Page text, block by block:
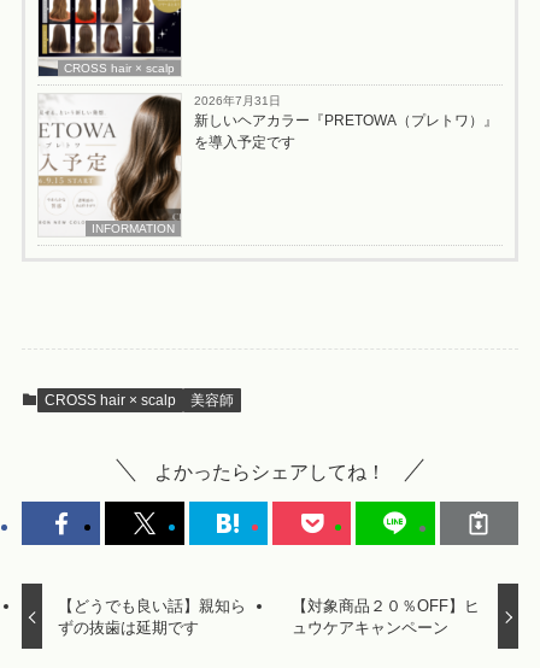
CROSS hair × scalp
INFORMATION
2026年7月31日
新しいヘアカラー『PRETOWA（プレトワ）』
を導入予定です
CROSS hair × scalp 美容師
よかったらシェアしてね！
【どうでも良い話】親知ら
ずの抜歯は延期です
【対象商品２０％OFF】ヒ
ュウケアキャンペーン